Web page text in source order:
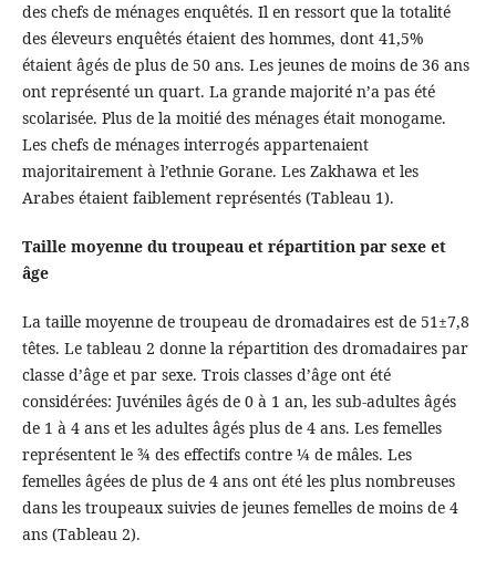
des chefs de ménages enquêtés. Il en ressort que la totalité
des éleveurs enquêtés étaient des hommes, dont 41,5%
étaient âgés de plus de 50 ans. Les jeunes de moins de 36 ans
ont représenté un quart. La grande majorité n’a pas été
scolarisée. Plus de la moitié des ménages était monogame.
Les chefs de ménages interrogés appartenaient
majoritairement à l’ethnie Gorane. Les Zakhawa et les
Arabes étaient faiblement représentés (Tableau 1).
Taille moyenne du troupeau et répartition par sexe et
âge
La taille moyenne de troupeau de dromadaires est de 51±7,8
têtes. Le tableau 2 donne la répartition des dromadaires par
classe d’âge et par sexe. Trois classes d’âge ont été
considérées: Juvéniles âgés de 0 à 1 an, les sub-adultes âgés
de 1 à 4 ans et les adultes âgés plus de 4 ans. Les femelles
représentent le ¾ des effectifs contre ¼ de mâles. Les
femelles âgées de plus de 4 ans ont été les plus nombreuses
dans les troupeaux suivies de jeunes femelles de moins de 4
ans (Tableau 2).